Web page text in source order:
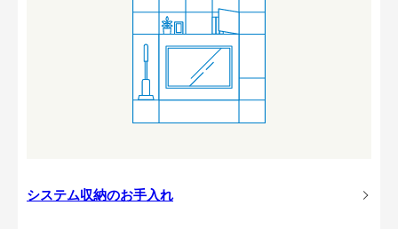
システム収納のお手入れ